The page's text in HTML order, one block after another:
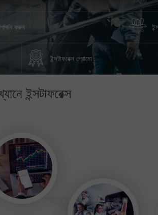
করুন
ইন্সটাফরেক্স প্রোমো
ইন্সটাফরেক্স